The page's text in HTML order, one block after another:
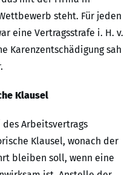
steht. Für jeden
eine Vertragsstrafe i. H. v.
Karenzentschädigung sah
Klausel
des Arbeitsvertrags
Klausel, wonach der
bleiben soll, wenn eine